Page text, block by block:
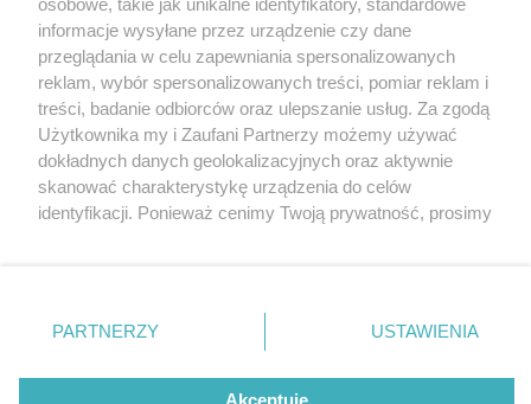
5 / 0
Nie zapomnij
zapoznać się z:
polityką prywatności regulamin korzystania z portali
Twojemiasto
Piekary Śląskie
Chorzów
Tarnowskie Góry
Gliwice
Skontakuj sięz nami
Kontakt
Wydawca
Redakcja
osobowe, takie jak unikalne identyfikatory, standardowe
informacje wysyłane przez urządzenie czy dane
przeglądania w celu zapewniania spersonalizowanych
reklam, wybór spersonalizowanych treści, pomiar reklam i
treści, badanie odbiorców oraz ulepszanie usług. Za zgodą
Użytkownika my i Zaufani Partnerzy możemy używać
dokładnych danych geolokalizacyjnych oraz aktywnie
skanować charakterystykę urządzenia do celów
identyfikacji. Ponieważ cenimy Twoją prywatność, prosimy
prywatności znajdujący się w lewym dolnym rogu strony
. Niektóre rodzaje przetwarzania danych nie wymagają
zgody użytkownika, ale masz prawo sprzeciwić się
takiemu przetwarzaniu. Preferencje będą miały
PARTNERZY USTAWIENIA
Akceptuję